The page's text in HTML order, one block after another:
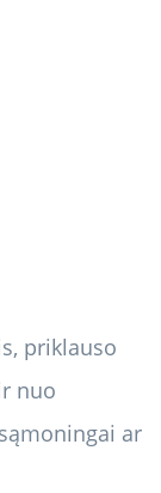
priklauso
nuo
ar